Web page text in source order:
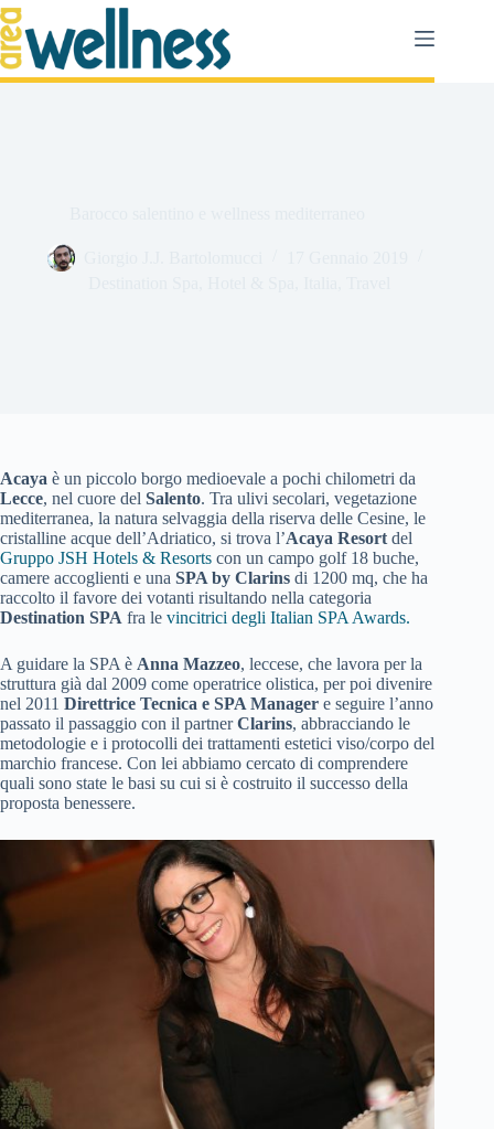
Salta
al
contenuto
Acaya è un piccolo borgo medioevale a pochi chilometri da
Lecce, nel cuore del Salento. Tra ulivi secolari, vegetazione
mediterranea, la natura selvaggia della riserva delle Cesine, le
cristalline acque dell’Adriatico, si trova l’Acaya Resort del
Gruppo JSH Hotels & Resorts con un campo golf 18 buche,
camere accoglienti e una SPA by Clarins di 1200 mq, che ha
raccolto il favore dei votanti risultando nella categoria
Destination SPA fra le vincitrici degli Italian SPA Awards.
A guidare la SPA è Anna Mazzeo, leccese, che lavora per la
struttura già dal 2009 come operatrice olistica, per poi divenire
nel 2011 Direttrice Tecnica e SPA Manager e seguire l’anno
passato il passaggio con il partnerClarins, abbracciando le
metodologie e i protocolli dei trattamenti estetici viso/corpo del
marchio francese. Con lei abbiamo cercato di comprendere
quali sono state le basi su cui si è costruito il successo della
proposta benessere.